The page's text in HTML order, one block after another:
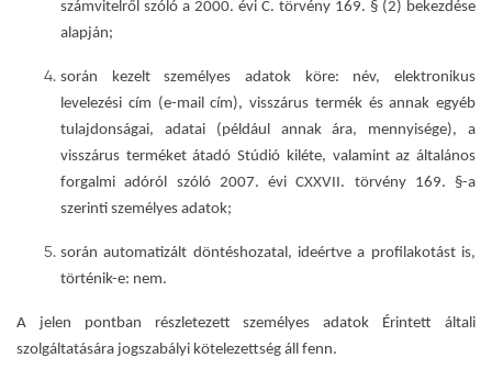
számvitelről szóló a 2000. évi C. törvény 169. § (2) bekezdése
alapján;
során kezelt személyes adatok köre: név, elektronikus
levelezési cím (e-mail cím), visszárus termék és annak egyéb
tulajdonságai, adatai (például annak ára, mennyisége), a
visszárus terméket átadó Stúdió kiléte, valamint az általános
forgalmi adóról szóló 2007. évi CXXVII. törvény 169. §-a
szerinti személyes adatok;
során automatizált döntéshozatal, ideértve a profilakotást is,
történik-e: nem.
A jelen pontban részletezett személyes adatok Érintett általi
szolgáltatására jogszabályi kötelezettség áll fenn.